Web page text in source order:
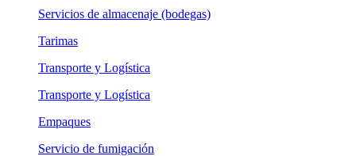
Servicios de almacenaje (bodegas)
Tarimas
Transporte y Logística
Transporte y Logística
Empaques
Servicio de fumigación